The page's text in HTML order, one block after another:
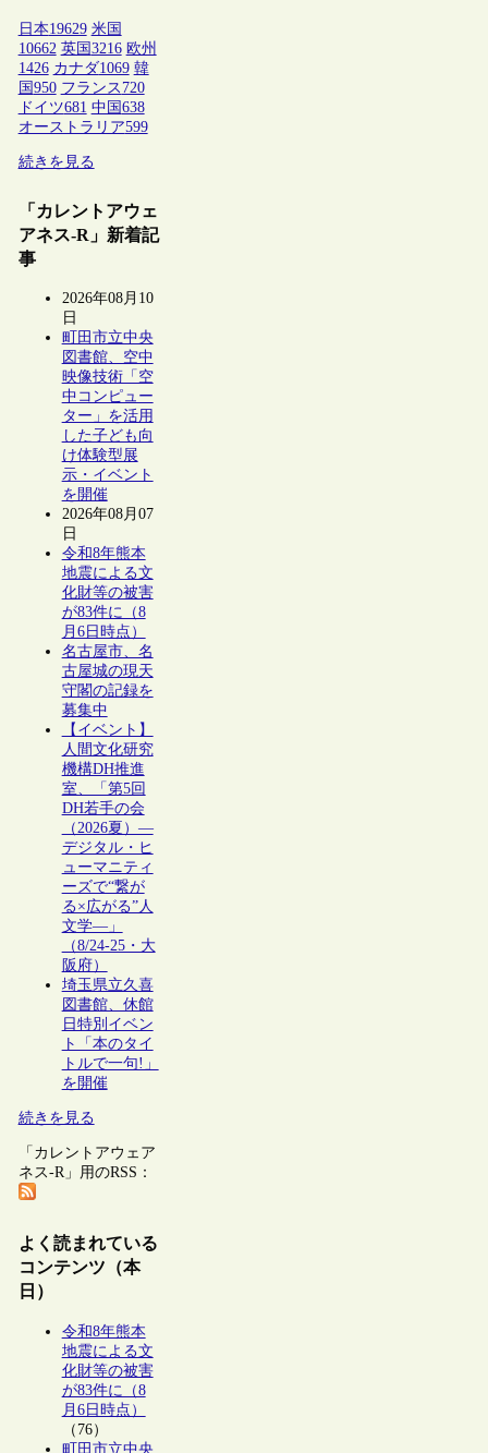
日本19629 米国
10662 英国3216 欧州
1426 カナダ1069 韓
国950 フランス 720
ドイツ681 中国638
オーストラリア599
続きを見る
「カレントアウェ
アネス-R」新着記
事
2026年08月10
日
町田市立中央
図書館、空中
映像技術「空
中コンピュー
ター」を活用
した子ども向
け体験型展
示・イベント
を開催
2026年08月07
日
令和8年熊本
地震による文
化財等の被害
が83件に（8
月6日時点）
名古屋市、名
古屋城の現天
守閣の記録を
募集中
【イベント】
人間文化研究
機構DH推進
室、「第5回
DH若手の会
（2026夏）―
デジタル・ヒ
ューマニティ
ーズで“繋が
る×広がる”人
文学―」
（8/24-25・大
阪府）
埼玉県立久喜
図書館、休館
日特別イベン
ト「本のタイ
トルで一句!」
を開催
続きを見る
「カレントアウェア
ネス-R」用のRSS：
よく読まれている
コンテンツ（本
日）
令和8年熊本
地震による文
化財等の被害
が83件に（8
月6日時点）
（76）
町田市立中央